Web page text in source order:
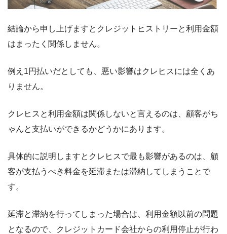
結論から申し上げますとクレジットヒストリーと利用金額
は まったく関係しません。
例え1円払いだとしても、悪い影響はクレヒスには全くあ
りません。
クレヒスと利用金額は関係しないと言えるのは、顧客がち
ゃんと支払いができるかどうかにあります。
具体的に説明しますとクレヒスで最も影響があるのは、顧
客が支払うべき料金を延滞または滞納してしまうことで
す。
延滞と滞納を行ってしまった場合は、利用金額以前の問題
となるので、クレジットカード会社からの利用停止が行わ